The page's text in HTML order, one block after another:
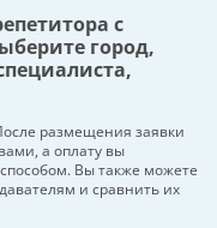
с
город,
размещения заявки
а оплату вы
Вы также можете
и сравнить их